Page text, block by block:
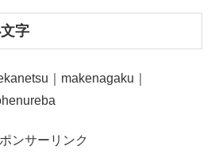
字
｜makenagaku｜
ンサーリンク